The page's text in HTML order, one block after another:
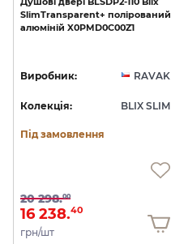
SlimTransparent+ полірований
алюміній X0PMD0C00Z1
Виробник: RAVAK
Колекція: BLIX SLIM
Під замовлення
20 298.00
16 238.40
грн/шт